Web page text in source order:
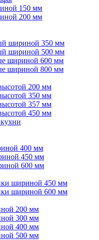
150 мм
200 мм
шириной 350 мм
шириной 500 мм
шириной 600 мм
шириной 800 мм
200 мм
350 мм
357 мм
450 мм
400 мм
450 мм
600 мм
шириной 450 мм
шириной 600 мм
200 мм
300 мм
400 мм
500 мм